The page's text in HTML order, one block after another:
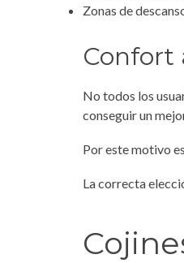
Zonas de
Confort
No todos los
conseguir un
Por este motivo
La correcta